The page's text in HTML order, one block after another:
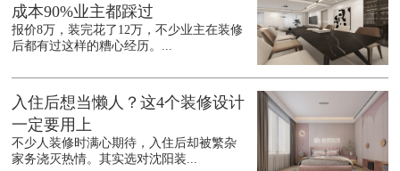
成本90%业主都踩过
报价8万，装完花了12万，不少业主在装修
后都有过这样的糟心经历。...
入住后想当懒人？这4个装修设计
一定要用上
不少人装修时满心期待，入住后却被繁杂
家务浇灭热情。其实选对沈阳装...